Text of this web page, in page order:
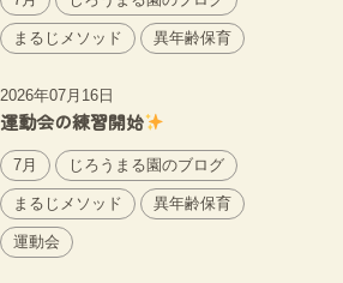
まるじメソッド 異年齢保育
2026年07月16日
運動会の練習開始
7月 じろうまる園のブログ
まるじメソッド 異年齢保育
運動会